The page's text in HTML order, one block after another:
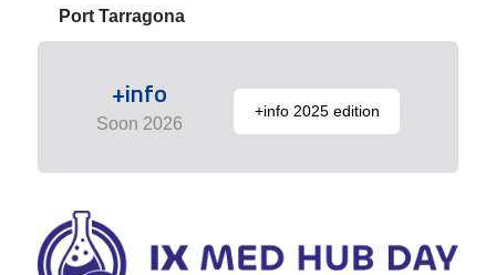
Port Tarragona
+info
Soon 2026
+info 2025 edition